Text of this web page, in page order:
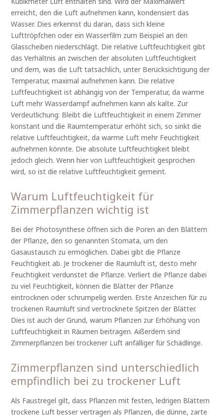
erreicht, den die Luft aufnehmen kann, kondensiert das
Wasser. Dies erkennst du daran, dass sich kleine
Lufttröpfchen oder ein Wasserfilm zum Beispiel an den
Glasscheiben niederschlägt. Die relative Luftfeuchtigkeit gibt
das Verhältnis an zwischen der absoluten Luftfeuchtigkeit
und dem, was die Luft tatsächlich, unter Berücksichtigung der
Temperatur, maximal aufnehmen kann. Die relative
Luftfeuchtigkeit ist abhängig von der Temperatur, da warme
Luft mehr Wasserdampf aufnehmen kann als kalte. Zur
Verdeutlichung: Bleibt die Luftfeuchtigkeit in einem Zimmer
konstant und die Raumtemperatur erhöht sich, so sinkt die
relative Luftfeuchtigkeit, da warme Luft mehr Feuchtigkeit
aufnehmen könnte. Die absolute Luftfeuchtigkeit bleibt
jedoch gleich. Wenn hier von Luftfeuchtigkeit gesprochen
wird, so ist die relative Luftfeuchtigkeit gemeint.
Warum Luftfeuchtigkeit für
Zimmerpflanzen wichtig ist
Bei der Photosynthese öffnen sich die Poren an den Blättern
der Pflanze, den so genannten Stomata, um den
Gasaustausch zu ermöglichen. Dabei gibt die Pflanze
Feuchtigkeit ab. Je trockener die Raumluft ist, desto mehr
Feuchtigkeit verdunstet die Pflanze. Verliert die Pflanze dabei
zu viel Feuchtigkeit, können die Blätter der Pflanze
eintrocknen oder schrumpelig werden. Erste Anzeichen für zu
trockenen Raumluft sind vertrocknete Spitzen der Blätter.
Dies ist auch der Grund, warum Pflanzen zur Erhöhung von
Luftfeuchtigkeit in Räumen beitragen. Aißerdem sind
Zimmerpflanzen bei trockener Luft anfälliger für Schädlinge.
Zimmerpflanzen sind unterschiedlich
empfindlich bei zu trockener Luft
Als Faustregel gilt, dass Pflanzen mit festen, ledrigen Blättern
trockene Luft besser vertragen als Pflanzen, die dünne, zarte